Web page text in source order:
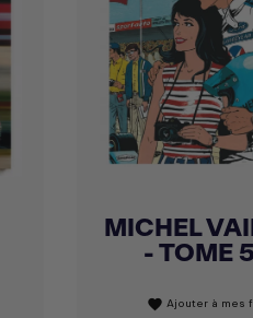
Achat
MICHEL
- TOME
favorite Ajouter à mes